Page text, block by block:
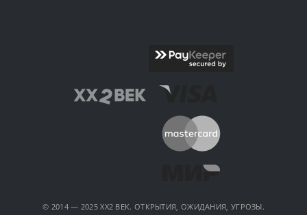
© 2014 — 2025 XX2 ВЕК. ОТКРЫТИЯ, ОЖИДАНИЯ, УГРОЗЫ.